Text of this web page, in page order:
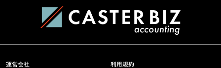
運営会社 利用規約